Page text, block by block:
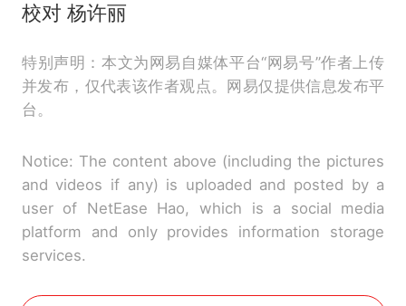
校对 杨许丽
特别声明：本文为网易自媒体平台“网易号”作者上传
并发布，仅代表该作者观点。网易仅提供信息发布平
台。
Notice: The content above (including the pictures
and videos if any) is uploaded and posted by a
user of NetEase Hao, which is a social media
platform and only provides information storage
services.